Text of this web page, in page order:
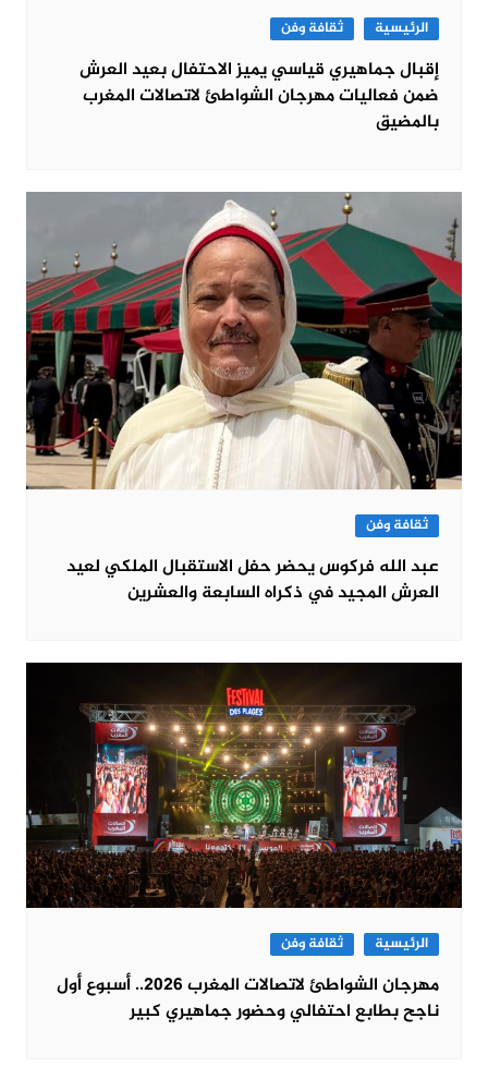
الرئيسية ثقافة وفن
إقبال جماهيري قياسي يميز الاحتفال بعيد العرش
ضمن فعاليات مهرجان الشواطئ لاتصالات المغرب
بالمضيق
ثقافة وفن
عبد الله فركوس يحضر حفل الاستقبال الملكي لعيد
العرش المجيد في ذكراه السابعة والعشرين
الرئيسية ثقافة وفن
مهرجان الشواطئ لاتصالات المغرب 2026.. أسبوع أول
ناجح بطابع احتفالي وحضور جماهيري كبير